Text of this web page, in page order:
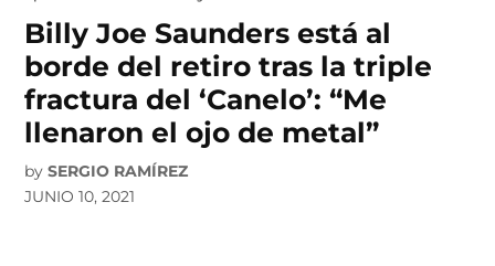
Billy Joe Saunders está al
borde del retiro tras la triple
fractura del ‘Canelo’: “Me
llenaron el ojo de metal”
by SERGIO RAMÍREZ
JUNIO 10, 2021